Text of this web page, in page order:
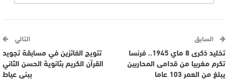
السابق
تخليد ذكرى 8 ماي 1945.. فرنسا
تكرم مغربيا من قدامى المحاربين
يبلغ من العمر 103 عاما
التالي
تتويج الفائزين في مسابقة تجويد
القرآن الكريم بثانوية الحسن الثاني
ببني عياط